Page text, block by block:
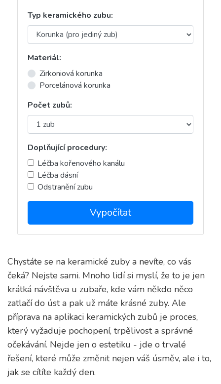
Typ keramického zubu:
Materiál:
Zirkoniová korunka
Porcelánová korunka
Počet zubů:
Doplňující procedury:
Léčba kořenového kanálu
Léčba dásní
Odstranění zubu
Vypočítat
Chystáte se na keramické zuby a nevíte, co vás
čeká? Nejste sami. Mnoho lidí si myslí, že to je jen
krátká návštěva u zubaře, kde vám někdo něco
zatlačí do úst a pak už máte krásné zuby. Ale
příprava na aplikaci keramických zubů je proces,
který vyžaduje pochopení, trpělivost a správné
očekávání. Nejde jen o estetiku - jde o trvalé
řešení, které může změnit nejen váš úsměv, ale i to,
jak se cítíte každý den.